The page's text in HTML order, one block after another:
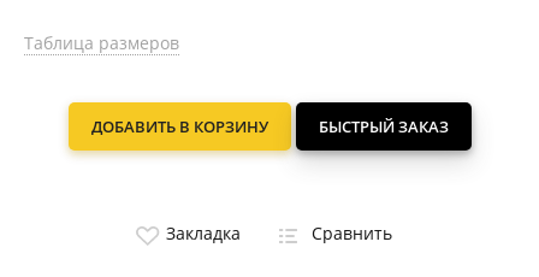
Таблица размеров
ДОБАВИТЬ В КОРЗИНУ БЫСТРЫЙ ЗАКАЗ
Закладка Сравнить